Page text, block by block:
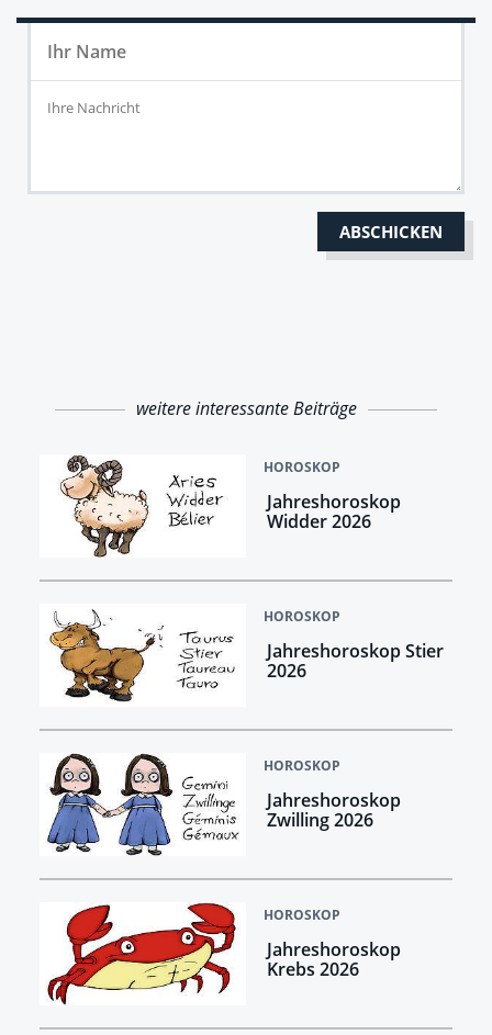
weitere interessante Beiträge
HOROSKOP
Jahreshoroskop
Widder 2026
HOROSKOP
Jahreshoroskop Stier
2026
HOROSKOP
Jahreshoroskop
Zwilling 2026
HOROSKOP
Jahreshoroskop
Krebs 2026